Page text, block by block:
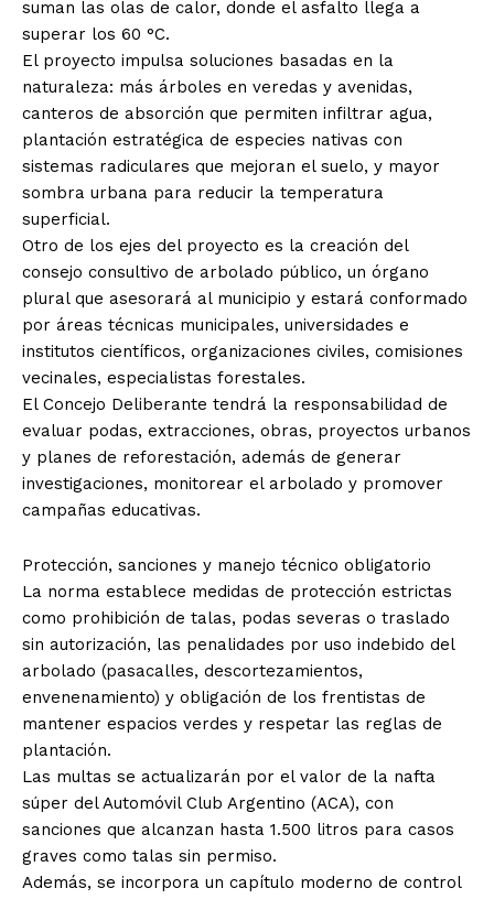
suman las olas de calor, donde el asfalto llega a
superar los 60 °C.
El proyecto impulsa soluciones basadas en la
naturaleza: más árboles en veredas y avenidas,
canteros de absorción que permiten infiltrar agua,
plantación estratégica de especies nativas con
sistemas radiculares que mejoran el suelo, y mayor
sombra urbana para reducir la temperatura
superficial.
Otro de los ejes del proyecto es la creación del
consejo consultivo de arbolado público, un órgano
plural que asesorará al municipio y estará conformado
por áreas técnicas municipales, universidades e
institutos científicos, organizaciones civiles, comisiones
vecinales, especialistas forestales.
El Concejo Deliberante tendrá la responsabilidad de
evaluar podas, extracciones, obras, proyectos urbanos
y planes de reforestación, además de generar
investigaciones, monitorear el arbolado y promover
campañas educativas.
Protección, sanciones y manejo técnico obligatorio
La norma establece medidas de protección estrictas
como prohibición de talas, podas severas o traslado
sin autorización, las penalidades por uso indebido del
arbolado (pasacalles, descortezamientos,
envenenamiento) y obligación de los frentistas de
mantener espacios verdes y respetar las reglas de
plantación.
Las multas se actualizarán por el valor de la nafta
súper del Automóvil Club Argentino (ACA), con
sanciones que alcanzan hasta 1.500 litros para casos
graves como talas sin permiso.
Además, se incorpora un capítulo moderno de control